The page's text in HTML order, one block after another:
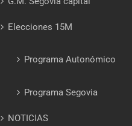
Elecciones 15M
Programa Autonómico
Programa Segovia
NOTICIAS